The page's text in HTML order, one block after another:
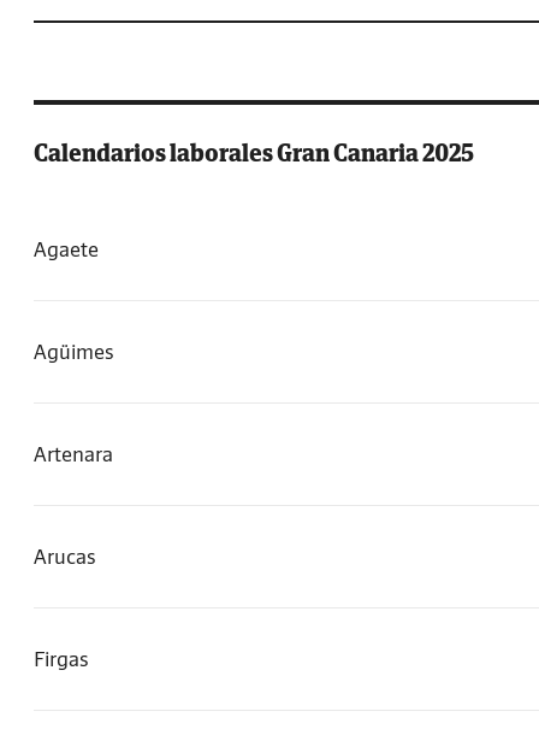
Calendarios laborales Gran Canaria 2025
Agaete
Agüimes
Artenara
Arucas
Firgas